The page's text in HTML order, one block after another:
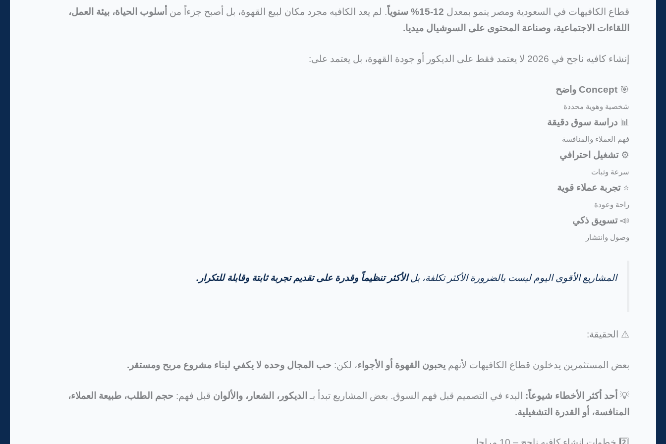
قطاع الكافيهات في السعودية ومصر ينمو بمعدل 12-15% سنوياً . لم يعد الكافيه مجرد مكان لبيع القهوة، بل أصبح جزءاً من أسلوب الحياة، بيئة العمل،
اللقاءات الاجتماعية، وصناعة المحتوى على السوشيال ميديا.
إنشاء كافيه ناجح في 2026 لا يعتمد فقط على الديكور أو جودة القهوة، بل يعتمد على:
🎯 Concept واضح
شخصية وهوية محددة
📊 دراسة سوق دقيقة
فهم العملاء والمنافسة
⚙️تشغيل احترافي
سرعة وثبات
⭐تجربة عملاء قوية
راحة وعودة
📣تسويق ذكي
وصول وانتشار
المشاريع الأقوى اليوم ليست بالضرورة الأكثر تكلفة، بلالأكثر تنظيماً وقدرة على تقديم تجربة ثابتة وقابلة للتكرار.
⚠️ الحقيقة:
بعض المستثمرين يدخلون قطاع الكافيهات لأنهم يحبون القهوة أو الأجواء، لكن: حب المجال وحده لا يكفي لبناء مشروع مربح ومستقر.
💡 أحد أكثر الأخطاء شيوعاً: البدء في التصميم قبل فهم السوق. بعض المشاريع تبدأ بـ الديكور، الشعار، والألوان قبل فهم: حجم الطلب، طبيعة العملاء،
المنافسة، أو القدرة التشغيلية.